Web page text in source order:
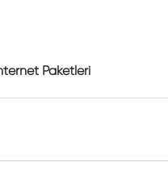
Paketleri